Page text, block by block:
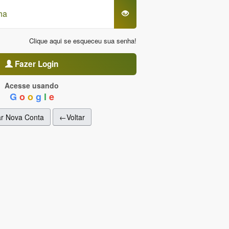
Clique aqui se esqueceu sua senha!
Fazer Login
Acesse usando
G o o g l e
Nova Conta ←Voltar